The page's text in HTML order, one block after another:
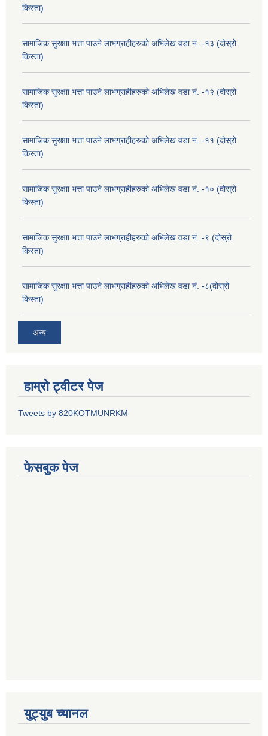
किस्ता)
सामाजिक सुरक्षाा भत्ता पाउने लाभग्राहीहरुको अभिलेख वडा नं. -१३ (दोस्रो
किस्ता)
सामाजिक सुरक्षाा भत्ता पाउने लाभग्राहीहरुको अभिलेख वडा नं. -१२ (दोस्रो
किस्ता)
सामाजिक सुरक्षाा भत्ता पाउने लाभग्राहीहरुको अभिलेख वडा नं. -११ (दोस्रो
किस्ता)
सामाजिक सुरक्षाा भत्ता पाउने लाभग्राहीहरुको अभिलेख वडा नं. -१० (दोस्रो
किस्ता)
सामाजिक सुरक्षाा भत्ता पाउने लाभग्राहीहरुको अभिलेख वडा नं. -९ (दोस्रो
किस्ता)
सामाजिक सुरक्षाा भत्ता पाउने लाभग्राहीहरुको अभिलेख वडा नं. -८(दोस्रो
किस्ता)
अन्य
हाम्रो ट्वीटर पेज
Tweets by 820KOTMUNRKM
फेसबुक पेज
युट्युब च्यानल